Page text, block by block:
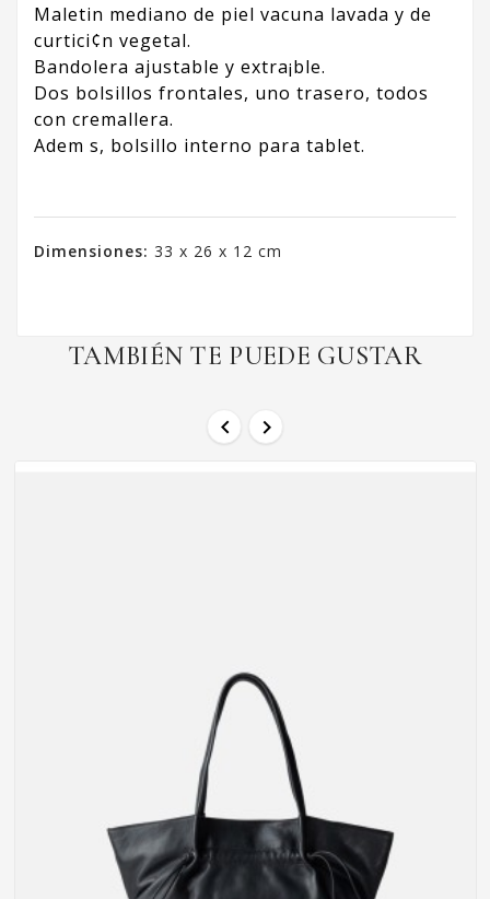
Maletin mediano de piel vacuna lavada y de
curtici¢n vegetal.
Bandolera ajustable y extra¡ble.
Dos bolsillos frontales, uno trasero, todos
con cremallera.
Adem s, bolsillo interno para tablet.
Dimensiones: 33 x 26 x 12 cm
TAMBIÉN TE PUEDE GUSTAR
 